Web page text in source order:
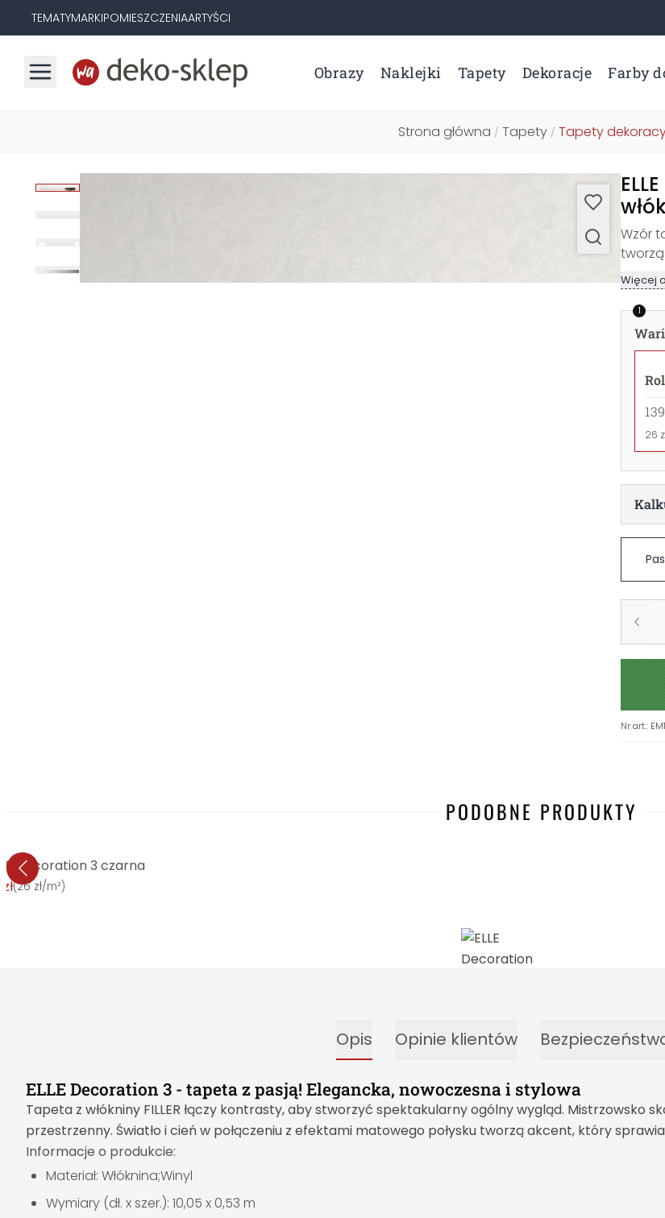
TEMATYMARKIPOMIESZCZENIAARTYŚCI
Obrazy Naklejki Tapety Dekoracje Farby
Strona główna / Tapety / Tapety
Wzór
Więcej
1
26
Nr art.:
PODOBNE PRODUKTY
Decoration 3 czarna
(26 zł/m²)
Opis Opinie klientów
ELLE Decoration 3 - tapeta z pasją! Elegancka, nowoczesna i stylowa
Tapeta z włókniny FILLER łączy kontrasty, aby stworzyć spektakularny ogólny wygląd.
przestrzenny. Światło i cień w połączeniu z efektami matowego połysku tworzą akcent, który
Informacje o produkcie:
Materiał: Włóknina;Winyl
Wymiary (dł. x szer.): 10,05 x 0,53 m